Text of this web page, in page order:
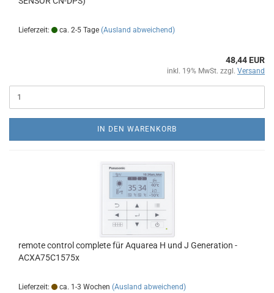
Lieferzeit: ca. 2-5 Tage (Ausland abweichend)
48,44 EUR
inkl. 19% MwSt. zzgl. Versand
IN DEN WARENKORB
remote control complete für Aquarea H und J Generation -
ACXA75C1575x
Lieferzeit: ca. 1-3 Wochen (Ausland abweichend)